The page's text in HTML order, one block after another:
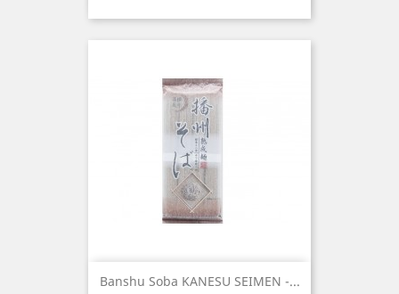
Banshu Soba KANESU SEIMEN -...